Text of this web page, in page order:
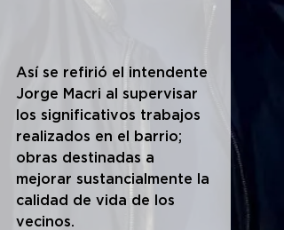
Así se refirió el intendente
Jorge Macri al supervisar
los significativos trabajos
realizados en el barrio;
obras destinadas a
mejorar sustancialmente la
calidad de vida de los
vecinos.